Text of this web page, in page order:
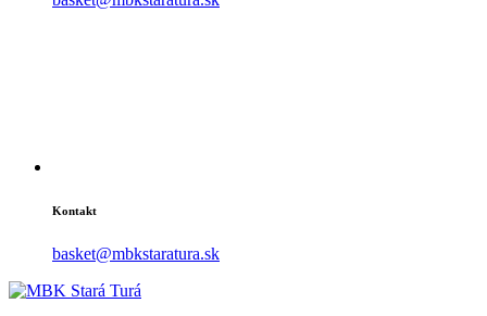
Kontakt
basket@mbkstaratura.sk